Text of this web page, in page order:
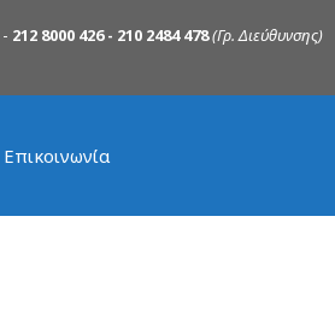
- 212 8000 426 - 210 2484 478(Γρ. Διεύθυνσης)
Επικοινωνία